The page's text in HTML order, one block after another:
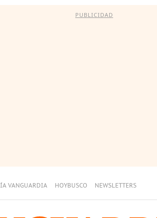
PUBLICIDAD
VANGUARDIA HOYBUSCO NEWSLETTERS